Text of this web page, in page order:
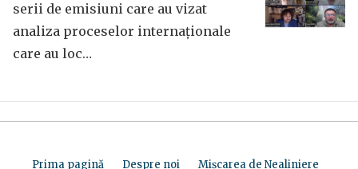
serii de emisiuni care au vizat
analiza proceselor internaționale
care au loc…
Prima pagină Despre noi
Mișcarea de Nealiniere